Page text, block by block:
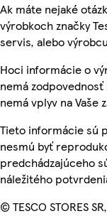
Ak máte nejaké
výrobkoch značky
servis, alebo
Hoci informácie o
nemá
nemá vplyv na Vaše
Tieto informácie sú
nesmú byť
predchádzajúceho
náležitého
© TESCO STORES